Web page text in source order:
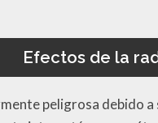
Efectos de la
peligrosa debido